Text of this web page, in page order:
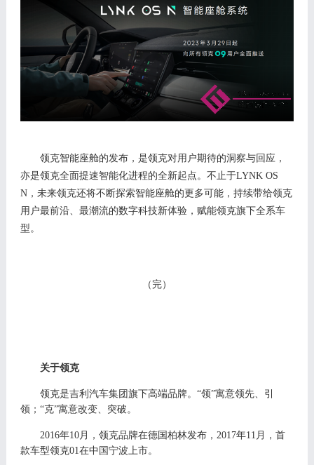
领克智能座舱的发布，是领克对用户期待的洞察与回应，
亦是领克全面提速智能化进程的全新起点。 不止于LYNK OS
N，未来领克还将不断探索智能座舱的更多可能， 持续带给领克
用户最前沿、最潮流的数字科技新体验，赋能领克旗下全系车
型。
（完）
关于领克
领克是吉利汽车集团旗下高端品牌。 “领”寓意领先、引
领；“克”寓意改变、突破。
2016年10月，领克品牌在德国柏林发布，2017年11月，首
款车型领克01在中国宁波上市。